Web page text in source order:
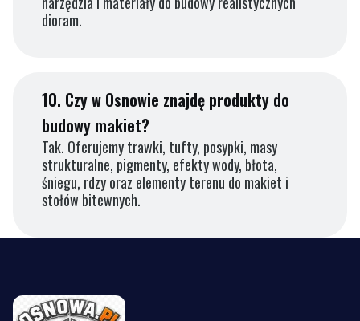
dioram.
10. Czy w Osnowie znajdę produkty do
budowy makiet?
Tak. Oferujemy trawki, tufty, posypki, masy
strukturalne, pigmenty, efekty wody, błota,
śniegu, rdzy oraz elementy terenu do makiet i
stołów bitewnych.